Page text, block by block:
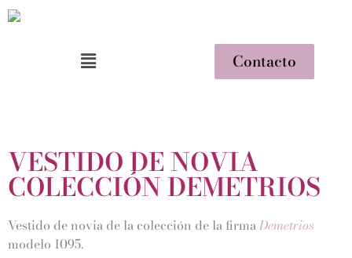
Contacto
VESTIDO DE NOVIA
COLECCIÓN DEMETRIOS
Vestido de novia de la colección de la firmaDemetrios
modelo 1095.